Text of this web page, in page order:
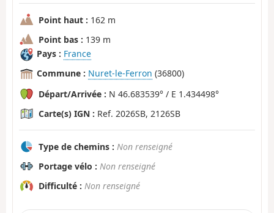
Point haut : 162 m
Point bas : 139 m
Pays : France
Commune : Nuret-le-Ferron (36800)
Départ/Arrivée : N 46.683539° / E 1.434498°
Carte(s) IGN : Ref. 2026SB, 2126SB
Type de chemins : Non renseigné
Portage vélo : Non renseigné
Difficulté : Non renseigné